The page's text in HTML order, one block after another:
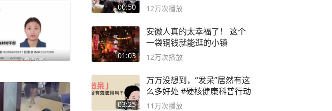
00:50 12万次播放
01:03
安徽人真的太幸福了！ 这个
一袋铜钱就能逛的小镇
12万次播放
03:25
万万没想到，“发呆”居然有这
么多好处 #硬核健康科普行动
11万次播放